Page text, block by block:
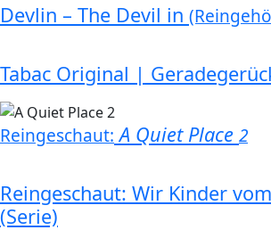
Devlin – The Devil in
Tabac Original |
Reingeschaut: A Quiet Place 2
Reingeschaut: Wir Kinder
(Serie)